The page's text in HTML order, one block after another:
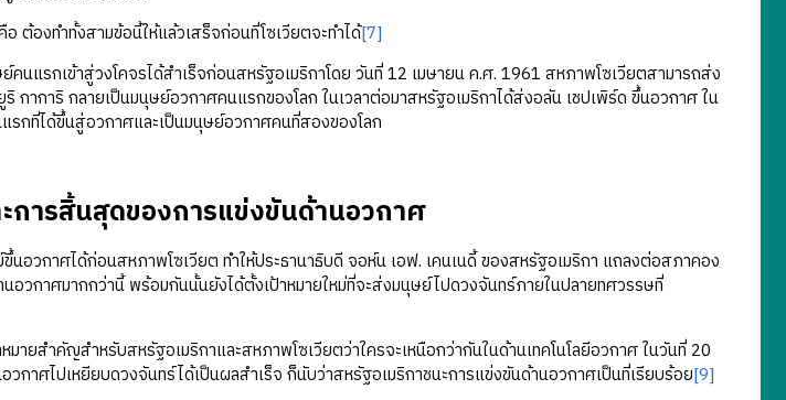
องทำทั้งสามข้อนี้ให้แล้วเสร็จก่อนที่โซเวียตจะทำได้[7]
รกเข้าสู่วงโคจรได้สำเร็จก่อนสหรัฐอเมริกาโดย วันที่ 12 เมษายน ค.ศ. 1961 สหภาพโซเวียตสามารถส่ง
กาการิ กลายเป็นมนุษย์อวกาศคนแรกของโลก ในเวลาต่อมาสหรัฐอเมริกาได้ส่งอลัน เชปเพิร์ด ขึ้นอวกาศ ใน
กที่ได้ขึ้นสู่อวกาศและเป็นมนุษย์อวกาศคนที่สองของโลก
การสิ้นสุดของการแข่งขันด้านอวกาศ
นอวกาศได้ก่อนสหภาพโซเวียต ทำให้ประธานาธิบดี จอห์น เอฟ. เคนเนดี้ ของสหรัฐอเมริกา แถลงต่อสภาคอง
อวกาศมากกว่านี้ พร้อมกันนั้นยังได้ตั้งเป้าหมายใหม่ที่จะส่งมนุษย์ไปดวงจันทร์ภายในปลายทศวรรษที่
ยสำคัญสำหรับสหรัฐอเมริกาและสหภาพโซเวียตว่าใครจะเหนือกว่ากันในด้านเทคโนโลยีอวกาศ ในวันที่ 20
กาศไปเหยียบดวงจันทร์ได้เป็นผลสำเร็จ ก็นับว่าสหรัฐอเมริกาชนะการแข่งขันด้านอวกาศเป็นที่เรียบร้อย[9]